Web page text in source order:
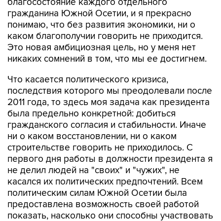
гражданина Южной Осетии, и я прекрасно
понимаю, что без развития экономики, ни о
каком благополучии говорить не приходится.
Это новая амбициозная цель, но у меня нет
никаких сомнений в том, что мы ее достигнем.
Что касается политического кризиса,
последствия которого мы преодолевали после
2011 года, то здесь моя задача как президента
была предельно конкретной: добиться
гражданского согласия и стабильности. Иначе
ни о каком восстановлении, ни о каком
строительстве говорить не приходилось. С
первого дня работы в должности президента я
не делил людей на "своих" и "чужих", не
касался их политических предпочтений. Всем
политическим силам Южной Осетии была
предоставлена возможность своей работой
показать, насколько они способны участвовать